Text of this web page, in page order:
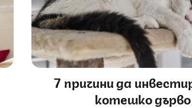
7 причини да
котешко дърво